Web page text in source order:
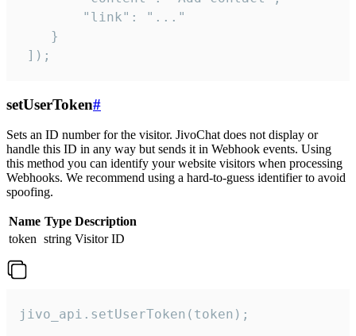
        "link": "..."
    }
]);
setUserToken#
Sets an ID number for the visitor. JivoChat does not display or
handle this ID in any way but sends it in Webhook events. Using
this method you can identify your website visitors when processing
Webhooks. We recommend using a hard-to-guess identifier to avoid
spoofing.
Name Type Description
token string Visitor ID
jivo_api.setUserToken(token);